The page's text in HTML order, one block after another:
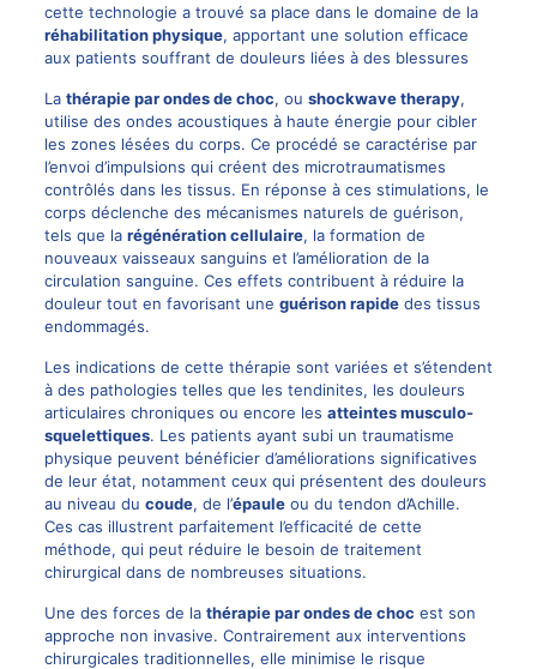
cette technologie a trouvé sa place dans le domaine de la
réhabilitation physique, apportant une solution efficace
aux patients souffrant de douleurs liées à des blessures
La thérapie par ondes de choc, ou shockwave therapy,
utilise des ondes acoustiques à haute énergie pour cibler
les zones lésées du corps. Ce procédé se caractérise par
l’envoi d’impulsions qui créent des microtraumatismes
contrôlés dans les tissus. En réponse à ces stimulations, le
corps déclenche des mécanismes naturels de guérison,
tels que la régénération cellulaire, la formation de
nouveaux vaisseaux sanguins et l’amélioration de la
circulation sanguine. Ces effets contribuent à réduire la
douleur tout en favorisant une guérison rapidedes tissus
endommagés.
Les indications de cette thérapie sont variées et s’étendent
à des pathologies telles que les tendinites, les douleurs
articulaires chroniques ou encore les atteintes musculo-
squelettiques. Les patients ayant subi un traumatisme
physique peuvent bénéficier d’améliorations significatives
de leur état, notamment ceux qui présentent des douleurs
au niveau du coude, de l’épauleou du tendon d’Achille.
Ces cas illustrent parfaitement l’efficacité de cette
méthode, qui peut réduire le besoin de traitement
chirurgical dans de nombreuses situations.
Une des forces de la thérapie par ondes de choc est son
approche non invasive. Contrairement aux interventions
chirurgicales traditionnelles, elle minimise le risque